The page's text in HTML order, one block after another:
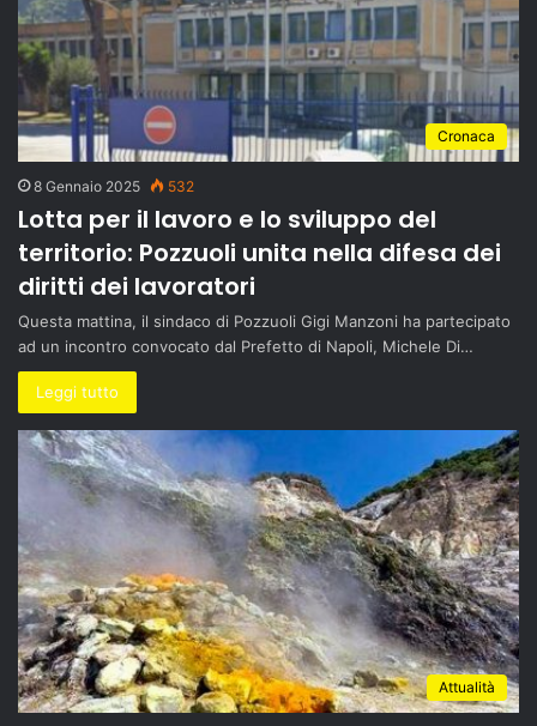
Cronaca
8 Gennaio 2025 532
Lotta per il lavoro e lo sviluppo del
territorio: Pozzuoli unita nella difesa dei
diritti dei lavoratori
Questa mattina, il sindaco di Pozzuoli Gigi Manzoni ha partecipato
ad un incontro convocato dal Prefetto di Napoli, Michele Di…
Leggi tutto
Attualità